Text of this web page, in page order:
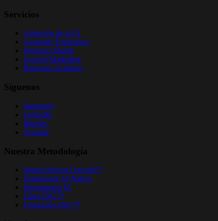
Servicios
Adopción de la IA
Customer Experience
Producto Digital
Growth Marketing
Runroom Academy
Síguenos
Instagram
LinkedIn
Bluesky
Youtube
Nuestra Metodología
Impact-Driven Growth™
Framework AI-Native
Herramienta IA
Libro IDG™
Formación IDG™